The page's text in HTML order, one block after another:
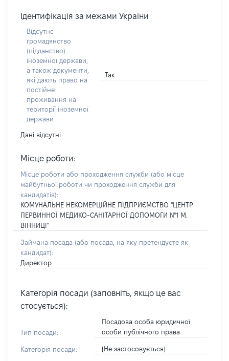
Ідентифікація за межами України
Відсутнє
громадянство
(підданство)
іноземної держави,
а також документи,
які дають право на
постійне
проживання на
території іноземної
держави
Так
Дані відсутні
Місце роботи:
Місце роботи або проходження служби (або місце
майбутньої роботи чи проходження служби для
кандидатів):
КОМУНАЛЬНЕ НЕКОМЕРЦІЙНЕ ПІДПРИЄМСТВО "ЦЕНТР
ПЕРВИННОЇ МЕДИКО-САНІТАРНОЇ ДОПОМОГИ №1 М.
ВІННИЦІ"
Займана посада (або посада, на яку претендуєте як
кандидат):
Директор
Категорія посади (заповніть, якщо це вас
стосується):
Тип посади:
Посадова особа юридичної
особи публічного права
Категорія посади: [Не застосовується]